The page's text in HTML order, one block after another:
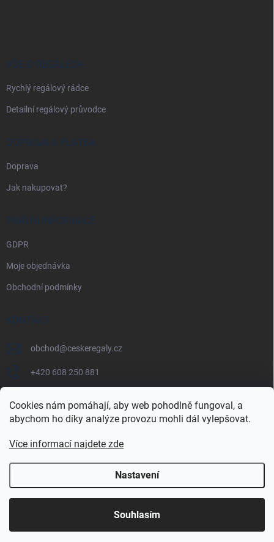
Cookies nám pomáhají, aby web pohodlně fungoval, a
abychom ho díky analýze provozu mohli dál vylepšovat.
Více informací najdete zde
Nastavení
Souhlasím
VŠE O REGÁLECH
Rychlý regálový rádce
Detailní regálový průvodce
DOPRAVA A PLATBA
Doprava
Jak nakupovat?
PRÁVNÍ INFORMACE
GDPR
Moje objednávka
Obchodní podmínky
KONTAKT
obchod@ceskeregaly.cz
+420 608 250 881
českéregály.cz . Všechna práva vyhrazena.